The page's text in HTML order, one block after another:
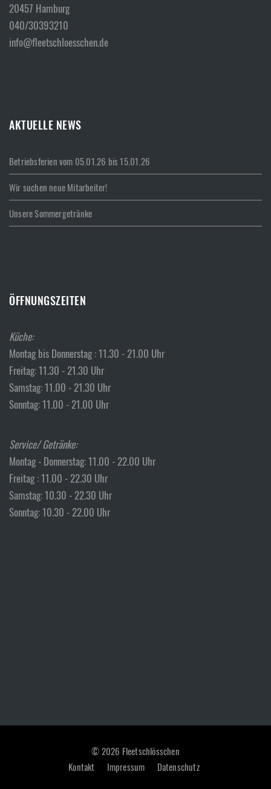
20457 Hamburg
040/30393210
info@fleetschloesschen.de
AKTUELLE NEWS
Betriebsferien vom 05.01.26 bis 15.01.26
Wir suchen neue Mitarbeiter!
Unsere Sommergetränke
ÖFFNUNGSZEITEN
Küche:
Montag bis Donnerstag : 11.30 - 21.00 Uhr
Freitag: 11.30 - 21.30 Uhr
Samstag: 11.00 - 21.30 Uhr
Sonntag: 11.00 - 21.00 Uhr
Service/ Getränke:
Montag - Donnerstag: 11.00 - 22.00 Uhr
Freitag : 11.00 - 22.30 Uhr
Samstag: 10.30 - 22.30 Uhr
Sonntag: 10.30 - 22.00 Uhr
© 2026 Fleetschlösschen
Kontakt
Impressum Datenschutz